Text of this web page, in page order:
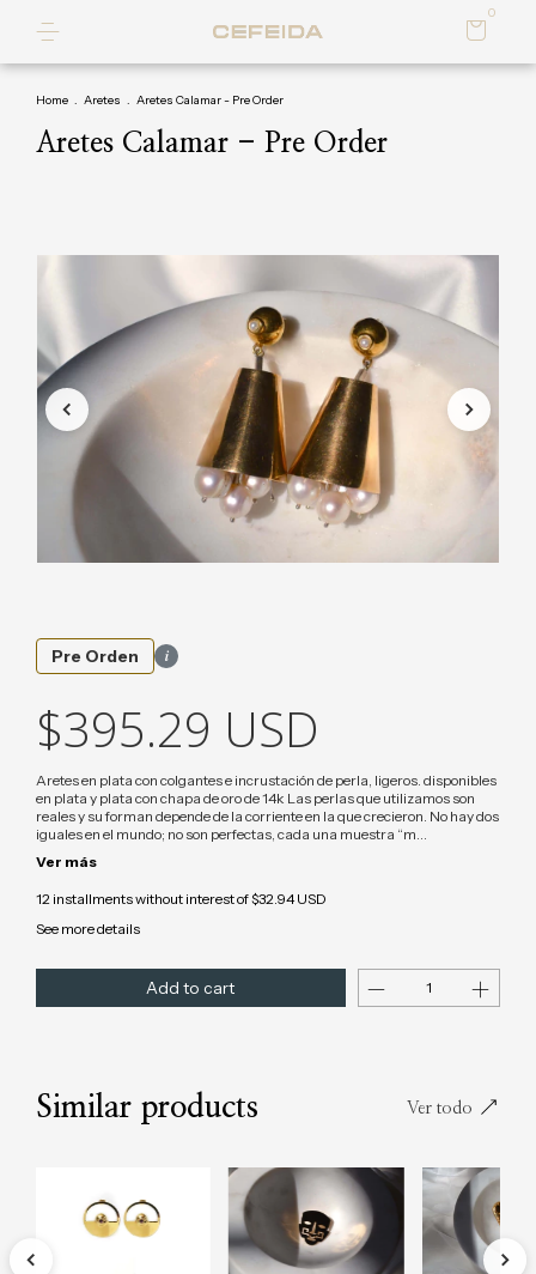
0
Home Aretes Aretes Calamar - Pre Order
Aretes Calamar - Pre Order
Pre Orden i
$395.29 USD
Aretes en plata con colgantes e incrustación de perla, ligeros. disponibles
en plata y plata con chapa de oro de 14k Las perlas que utilizamos son
reales y su forman depende de la corriente en la que crecieron. No hay dos
iguales en el mundo; no son perfectas, cada una muestra “m...
Ver más
12 installments without interest of$32.94 USD
See more details
Similar products Ver todo